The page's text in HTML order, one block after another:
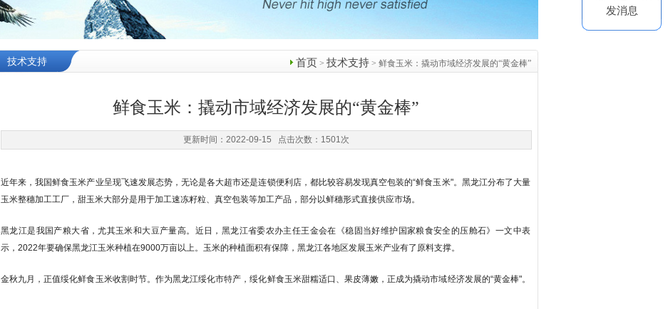
首页 > 技术支持 > 鲜食玉米：撬动市域经济发展的“黄金棒”
技术支持
鲜食玉米：撬动市域经济发展的“黄金棒”
更新时间：2022-09-15 点击次数：1501次
近年来，我国鲜食玉米产业呈现飞速发展态势，无论是各大超市还是连锁便利店，都比较容易发现真空包装的“鲜食玉米"。黑龙江分布了大量
玉米整穗加工工厂，甜玉米大部分是用于加工速冻籽粒、真空包装等加工产品，部分以鲜穗形式直接供应市场。
黑龙江是我国产粮大省，尤其玉米和大豆产量高。近日，黑龙江省委农办主任王金会在《稳固当好维护国家粮食安全的压舱石》一文中表
示，2022年要确保黑龙江玉米种植在9000万亩以上。玉米的种植面积有保障，黑龙江各地区发展玉米产业有了原料支撑。
金秋九月，正值绥化鲜食玉米收割时节。作为黑龙江绥化市特产，绥化鲜食玉米甜糯适口、果皮薄嫩，正成为撬动市域经济发展的“黄金棒"。